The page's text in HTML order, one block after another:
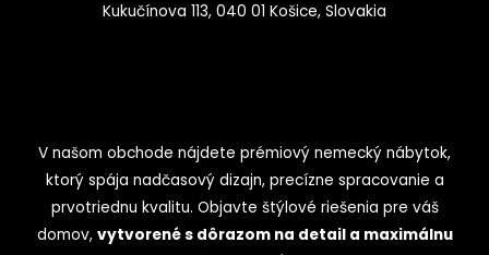
Kukučínova 113, 040 01 Košice, Slovakia
V našom obchode nájdete prémiový nemecký nábytok,
ktorý spája nadčasový dizajn, precízne spracovanie a
prvotriednu kvalitu. Objavte štýlové riešenia pre váš
domov, vytvorené s dôrazom na detail a maximálnu